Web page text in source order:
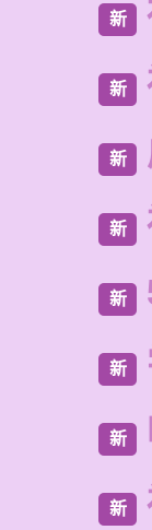
新
新
新
新
新
新
新
新